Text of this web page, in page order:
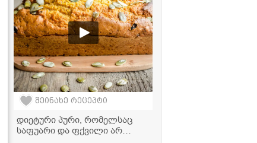
შეინახე რეცეპტი
დიეტური პური, რომელსაც
საფუარი და ფქვილი არ